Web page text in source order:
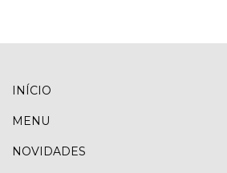
INÍCIO
MENU
NOVIDADES